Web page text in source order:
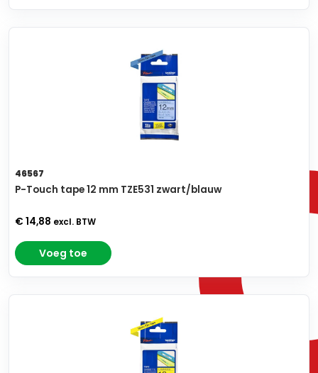
46567
P-Touch tape 12 mm TZE531 zwart/blauw
€ 14,88 excl. BTW
Voeg toe